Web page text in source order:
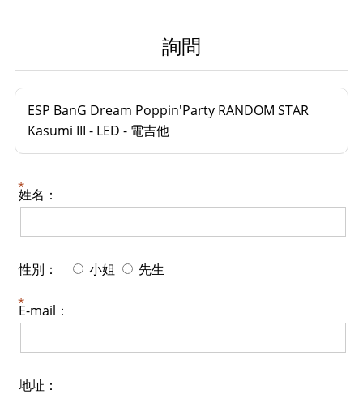
詢問
ESP BanG Dream Poppin'Party RANDOM STAR
Kasumi III - LED - 電吉他
姓名：
性別： 小姐 先生
E-mail：
地址：